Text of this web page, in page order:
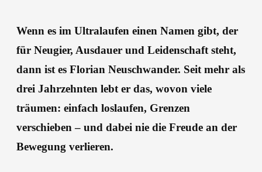
Wenn es im Ultralaufen einen Namen gibt, der
für Neugier, Ausdauer und Leidenschaft steht,
dann ist es Florian Neuschwander. Seit mehr als
drei Jahrzehnten lebt er das, wovon viele
träumen: einfach loslaufen, Grenzen
verschieben – und dabei nie die Freude an der
Bewegung verlieren.